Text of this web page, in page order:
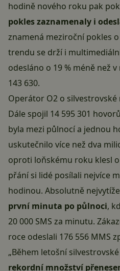
hodině nového roku pak
pokles zaznamenaly i
znamená meziroční pokles
trendu se drží i
odesláno o 19 % méně než
143 630.
Operátor O2 o silvestrovské
Dále spojil 14 595 301
byla mezi půlnocí a jednou
uskutečnilo více než dva
oproti loňskému roku klesl o
přání si lidé posílali nejvíce
hodinou. Absolutně
první minuta po půlnoci,
20 000 SMS za minutu.
roce odeslali 176 556 MMS
„Během letošní
rekordní množství